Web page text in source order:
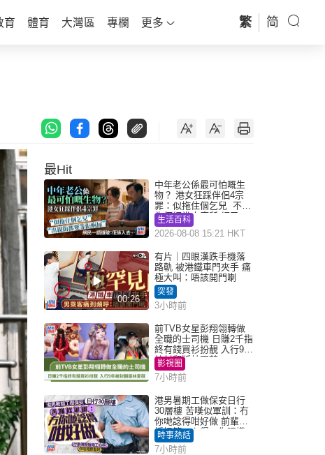
育 體育 大灣區 專欄 更多 繁 简
最Hit
中年老公係最可怕嘅生
物？ 港女狂踩伴侶4宗
罪：似拖住個乞兒 不解
為何經常去廁所 網民一
語道破
生活百科
2026-08-08 15:21 HKT
00:26
有片｜四眼漢跌手機落
路軌 被港鐵車門夾手 痛
極大叫：唔該開門喇
突發
3小時前
前TVB女星彭翔翎轉做
全職的士司機 日賺2千指
終有錢買衫扮靚 入行9年
被封翻版林夏薇
影視圈
7小時前
港男暑期工做保安日行
30層樓 苦嘆似軍訓：冇
你哋諗得咁好做 前輩傳
授搵筍工心得：你唔識
揀盤啫｜Juicy叮
時事熱話
7小時前